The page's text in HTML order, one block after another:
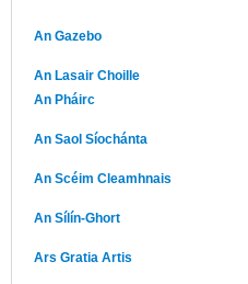
An Gazebo
An Lasair Choille
An Pháirc
An Saol Síochánta
An Scéim Cleamhnais
An Sílín-Ghort
Ars Gratia Artis